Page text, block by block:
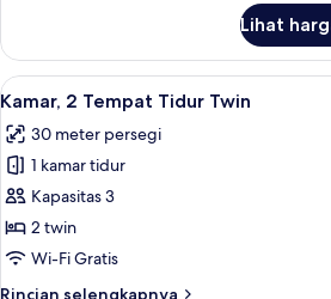
Suite,
Tempat
King
(Studio)
Lihat
Lihat
semua
foto
untuk
Kamar,
2
Tempat
Seprai
5
Kamar, 2 Tempat Tidur Twin
30 meter persegi
1 kamar tidur
Kapasitas 3
2 twin
Wi-Fi Gratis
Rincian selengkapnya
Rincian